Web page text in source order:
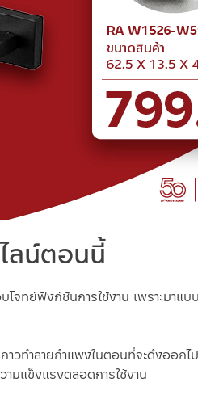
ลน์ตอนนี้
จทย์ฟังก์ชันการใช้งาน เพราะมาแบ
วทำลายกำแพงในตอนที่จะดึงออก
มแข็งแรงตลอดการใช้งาน